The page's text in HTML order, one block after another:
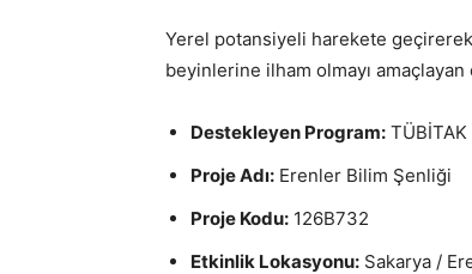
Yerel potansiyeli harekete
beyinlerine ilham olmayı
Destekleyen Program:
Proje Adı: Erenler Bilim Şenliği
Proje Kodu: 126B732
Etkinlik Lokasyonu: Sakarya /